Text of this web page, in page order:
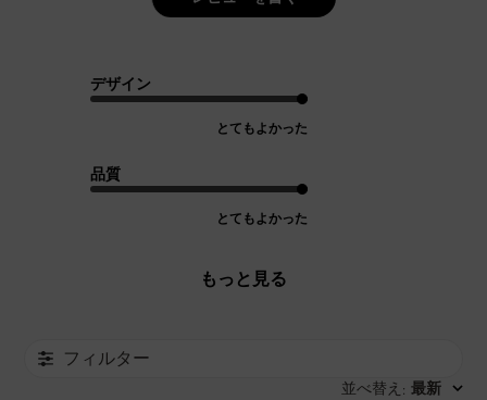
デザイン
とてもよかった
品質
とてもよかった
もっと見る
フィルター
並べ替え : 最新